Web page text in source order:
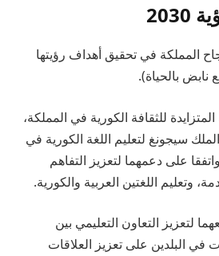
المملكة في تحقيق أهداف رؤيتها
للثقافة الكورية في المملكة،
سيجونغ لتعليم اللغة الكورية في
في عام 2022. واتفقا على دعمهما لتعزيز التفاهم
وتعليم اللغتين العربية والكورية.
لتعزيز التعاون التعليمي بين
في البلدين على تعزيز العلاقات